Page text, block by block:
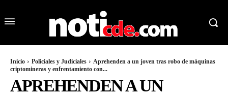
Inicio Policiales y Judiciales
Aprehenden a un joven tras robo de máquinas
criptomineras y enfrentamiento con...
APREHENDEN A UN